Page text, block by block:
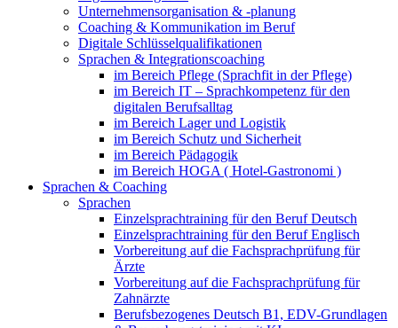
Unternehmensorganisation & ‑planung
Coaching & Kommunikation im Beruf
Digitale Schlüsselqualifikationen
Sprachen & Integrationscoaching
im Bereich Pflege (Sprachfit in der Pflege)
im Bereich IT – Sprachkompetenz für den
digitalen Berufsalltag
im Bereich Lager und Logistik
im Bereich Schutz und Sicherheit
im Bereich Pädagogik
im Bereich HOGA ( Hotel-Gastronomi )
Sprachen & Coaching
Sprachen
Einzelsprachtraining für den Beruf Deutsch
Einzelsprachtraining für den Beruf Englisch
Vorbereitung auf die Fachsprachprüfung für
Ärzte
Vorbereitung auf die Fachsprachprüfung für
Zahnärzte
Berufsbezogenes Deutsch B1, EDV-Grundlagen